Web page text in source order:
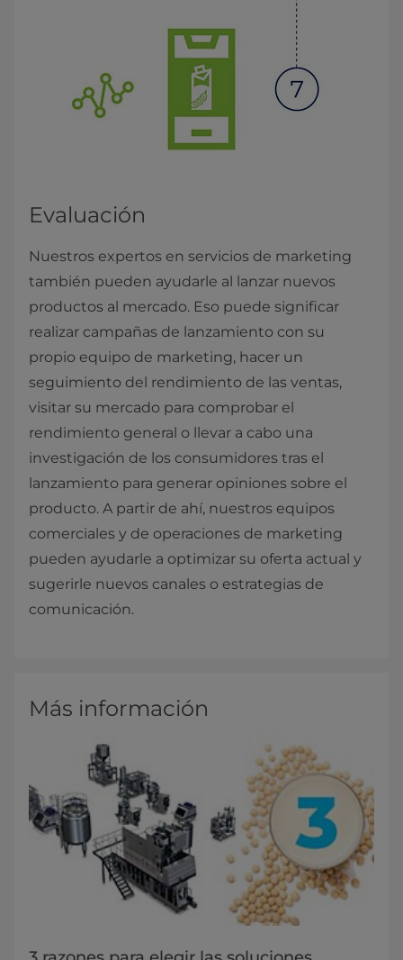
Evaluación
Nuestros expertos en servicios de marketing
también pueden ayudarle al lanzar nuevos
productos al mercado. Eso puede significar
realizar campañas de lanzamiento con su
propio equipo de marketing, hacer un
seguimiento del rendimiento de las ventas,
visitar su mercado para comprobar el
rendimiento general o llevar a cabo una
investigación de los consumidores tras el
lanzamiento para generar opiniones sobre el
producto. A partir de ahí, nuestros equipos
comerciales y de operaciones de marketing
pueden ayudarle a optimizar su oferta actual y
sugerirle nuevos canales o estrategias de
comunicación.
Más información